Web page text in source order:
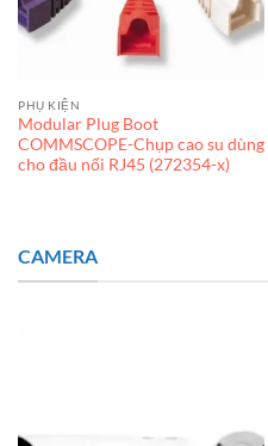
PHỤ KIỆN
Modular Plug Boot
COMMSCOPE-Chụp cao su dùng
cho đầu nối RJ45 (272354-x)
CAMERA